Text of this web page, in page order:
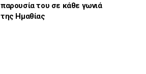
παρουσία του σε κάθε γωνιά
της Ημαθίας